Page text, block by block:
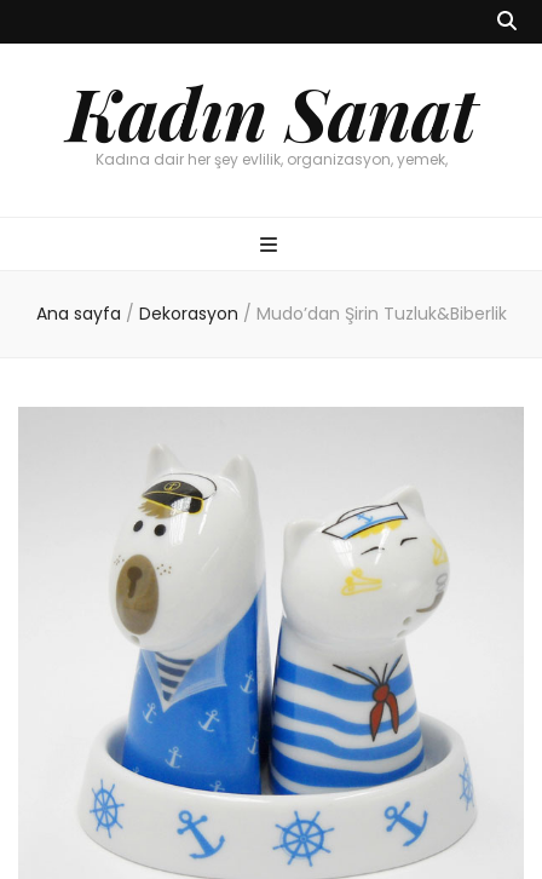
Kadın Sanat
Kadına dair her şey evlilik, organizasyon, yemek,
Ana sayfa / Dekorasyon / Mudo’dan Şirin Tuzluk&Biberlik